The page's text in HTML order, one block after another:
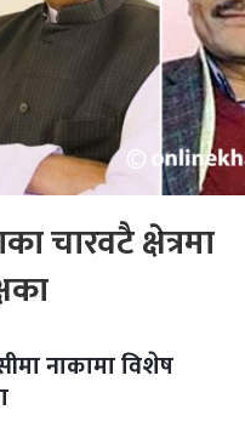
चारवटै क्षेत्रमा
नाकामा विशेष